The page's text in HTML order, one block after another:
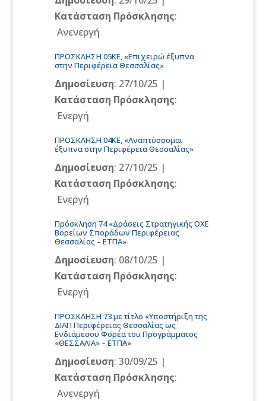
Κατάσταση Πρόσκλησης:
Ανενεργή
ΠΡΟΣΚΛΗΣΗ 05ΚΕ, «Επιχειρώ έξυπνα
στην Περιφέρεια Θεσσαλίας»
Δημοσίευση: 27/10/25 |
Κατάσταση Πρόσκλησης:
Ενεργή
ΠΡΟΣΚΛΗΣΗ 04ΚΕ, «Αναπτύσσομαι
έξυπνα στην Περιφέρεια Θεσσαλίας»
Δημοσίευση: 27/10/25 |
Κατάσταση Πρόσκλησης:
Ενεργή
Πρόσκληση 74 «Δράσεις Στρατηγικής OXE
Βορείων Σποράδων Περιφέρειας
Θεσσαλίας – ΕΤΠΑ»
Δημοσίευση: 08/10/25 |
Κατάσταση Πρόσκλησης:
Ενεργή
ΠΡΟΣΚΛΗΣΗ 73 με τίτλο «Υποστήριξη της
ΔΙΑΠ Περιφέρειας Θεσσαλίας ως
Ενδιάμεσου Φορέα του Προγράμματος
«ΘΕΣΣΑΛΙΑ» – ΕΤΠΑ»
Δημοσίευση: 30/09/25 |
Κατάσταση Πρόσκλησης:
Ανενεργή